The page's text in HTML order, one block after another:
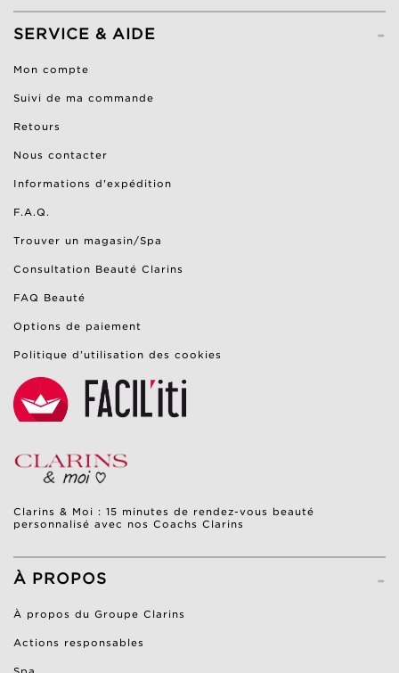
-
SERVICE & AIDE
Mon compte
Suivi de ma commande
Retours
Nous contacter
Informations d'expédition
F.A.Q.
Trouver un magasin/Spa
Consultation Beauté Clarins
FAQ Beauté
Options de paiement
Politique d’utilisation des cookies
Clarins & Moi : 15 minutes de rendez-vous beauté
personnalisé avec nos Coachs Clarins
-
À PROPOS
À propos du Groupe Clarins
Actions responsables